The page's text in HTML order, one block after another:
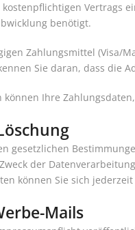
Vertrags
benötigt.
Zahlungsmittel (Visa/
Sie daran, dass die
können Ihre
gesetzlichen
der
können Sie sich
Mails